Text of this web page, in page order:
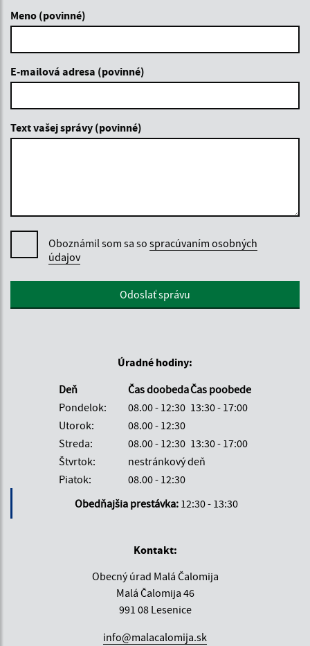
Meno (povinné)
E-mailová adresa (povinné)
Text vašej správy (povinné)
Oboznámil som sa so spracúvaním osobných
údajov
Google reCaptcha ResponseOdoslať správu
Úradné hodiny:
Deň
Čas doobedaČas poobede
Pondelok:
08.00 - 12:30 13:30 - 17:00
Utorok:
08.00 - 12:30
Streda:
08.00 - 12:30 13:30 - 17:00
Štvrtok:
nestránkový deň
Piatok:
08.00 - 12:30
Obedňajšia prestávka: 12:30 - 13:30
Kontakt:
Obecný úrad Malá Čalomija
Malá Čalomija 46
991 08 Lesenice
info@malacalomija.sk